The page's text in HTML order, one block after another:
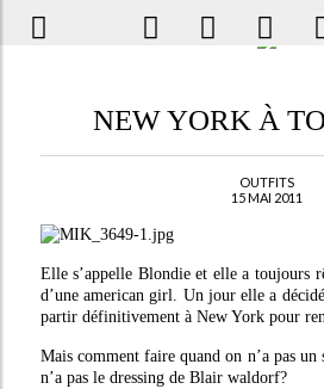
NEW YORK À
OUTFITS
15 MAI 2011
Elle s’appelle Blondie et elle a toujours
d’une american girl. Un jour elle a
partir définitivement à New York pour
Mais comment faire quand on n’a pas un
n’a pas le dressing de Blair waldorf?